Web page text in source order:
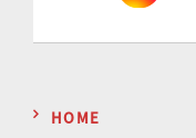
HOME